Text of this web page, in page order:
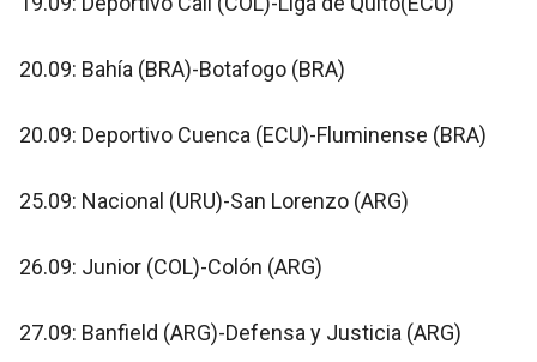
20.09: Bahía (BRA)-Botafogo (BRA)
20.09: Deportivo Cuenca (ECU)-Fluminense (BRA)
25.09: Nacional (URU)-San Lorenzo (ARG)
26.09: Junior (COL)-Colón (ARG)
27.09: Banfield (ARG)-Defensa y Justicia (ARG)